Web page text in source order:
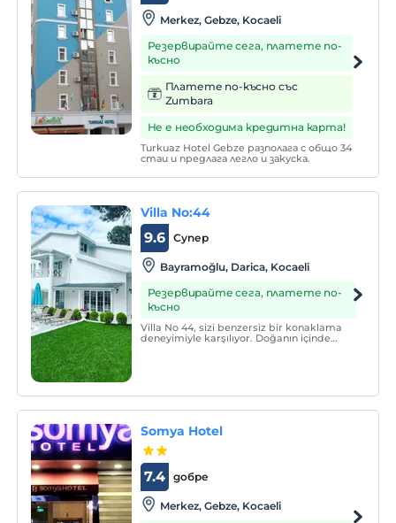
Merkez, Gebze, Kocaeli
Резервирайте сега, платете по-
късно
Платете по-късно със
Zumbara
Не е необходима кредитна карта!
Turkuaz Hotel Gebze разполага с общо 34
стаи и предлага легло и закуска.
Villa No:44
Супер
9.6
Bayramoğlu, Darica, Kocaeli
Резервирайте сега, платете по-
късно
Villa No 44, sizi benzersiz bir konaklama
deneyimiyle karşılıyor. Doğanın içinde
Somya Hotel
добре
7.4
Merkez, Gebze, Kocaeli